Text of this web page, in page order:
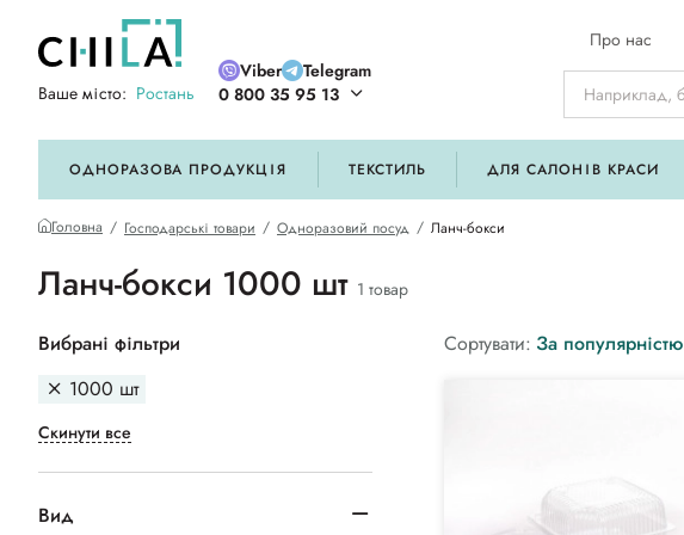
Ваше місто: Ростань
Viber
Telegram
0 800 35 95 13
Про нас
ОДНОРАЗОВА ПРОДУКЦІЯ ТЕКСТИЛЬ ДЛЯ САЛОНІВ КРАСИ
Головна Господарські товари Одноразовий посуд Ланч-бокси
Ланч-бокси 1000 шт 1 товар
Вибрані фільтри
1000 шт
Скинути все
Вид
Сортувати: За популярністю